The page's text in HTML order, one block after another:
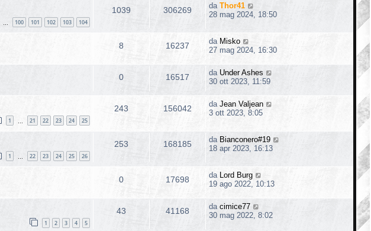
100 101 102 103 104
1039 306269 da Thor41
28 mag 2024, 18:50
8 16237 da Misko
27 mag 2024, 16:30
0 16517 da Under Ashes
30 ott 2023, 11:59
1 21 22 23 24 25
243 156042 da Jean Valjean
3 ott 2023, 8:05
1 22 23 24 25 26
253 168185 da Bianconero#19
18 apr 2023, 16:13
0 17698 da
Lord Burg
19 ago 2022, 10:13
1 2 3 4 5
43 41168 da cimice77
30 mag 2022, 8:02